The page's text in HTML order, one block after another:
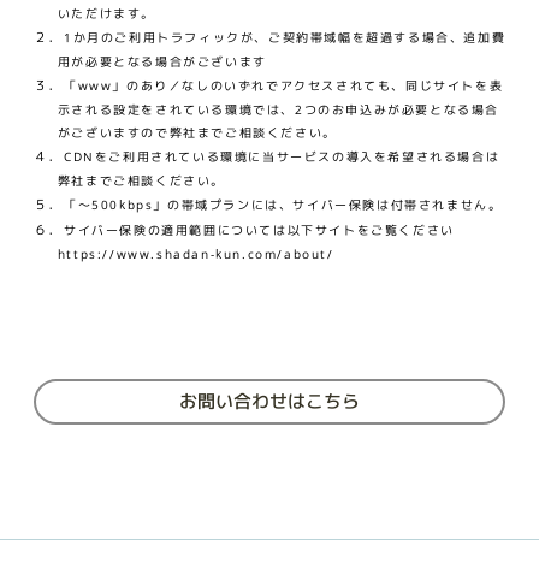
いただけます。
２．
1か月のご利用トラフィックが、ご契約帯域幅を超過する場合、追加費
用が必要となる場合がございます
３．
「www」のあり／なしのいずれでアクセスされても、同じサイトを表
示される設定をされている環境では、2つのお申込みが必要となる場合
がございますので弊社までご相談ください。
４． CDNをご利用されている環境に当サービスの導入を希望される場合は
弊社までご相談ください。
５． 「～500kbps」の帯域プランには、サイバー保険は付帯されません。
６． サイバー保険の適用範囲については以下サイトをご覧ください
https://www.shadan-kun.com/about/
お問い合わせはこちら